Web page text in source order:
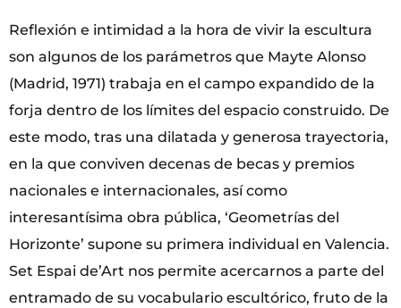
Reflexión e intimidad a la hora de vivir la escultura
son algunos de los parámetros que Mayte Alonso
(Madrid, 1971) trabaja en el campo expandido de la
forja dentro de los límites del espacio construido. De
este modo, tras una dilatada y generosa trayectoria,
en la que conviven decenas de becas y premios
nacionales e internacionales, así como
interesantísima obra pública, ‘Geometrías del
Horizonte’ supone su primera individual en Valencia.
Set Espai de’Art nos permite acercarnos a parte del
entramado de su vocabulario escultórico, fruto de la